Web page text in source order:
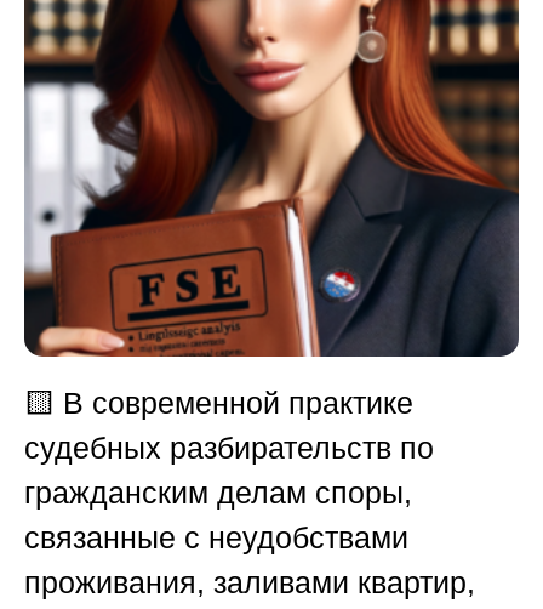
🟨 В современной практике
судебных разбирательств по
гражданским делам споры,
связанные с неудобствами
проживания, заливами квартир,